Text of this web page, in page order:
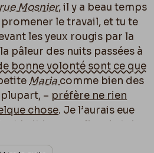
Mosnier, il y a beau temps
le travail, et tu te
les yeux rougis par la
pâleur des nuits passées à
bonne volonté sont ce que
Mariacomme bien des
– préfère ne rien
chose. Je l’aurais eue
huit jours
au lieu de toi